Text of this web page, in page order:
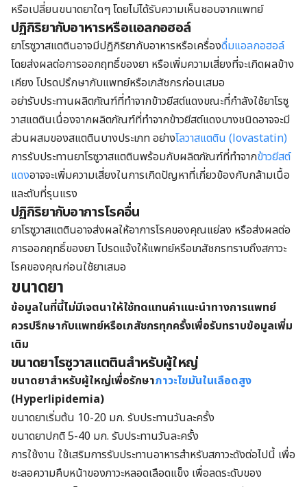
หรือเปลี่ยนขนาดยาใดๆ โดยไม่ได้รับความเห็นชอบจากแพทย์
ปฏิกิริยากับอาหารหรือแอลกอฮอล์
ยาโรซูวาสแตตินอาจมีปฏิกิริยากับอาหารหรือเครื่องดื่มแอลกอฮอล์
โดยส่งผลต่อการออกฤทธิ์ของยา หรือเพิ่มความเสี่ยงที่จะเกิดผลข้าง
เคียง โปรดปรึกษากับแพทย์หรือเภสัชกรก่อนเสมอ
อย่ารับประทานผลิตภัณฑ์ที่ทำจากข้าวยีสต์แดงขณะที่กำลังใช้ยาโรซู
วาสแตตินเนื่องจากผลิตภัณฑ์ที่ทำจากข้าวยีสต์แดงบางชนิดอาจจะมี
ส่วนผสมของสแตตินบางประเภท อย่างโลวาสแตติน (lovastatin)
การรับประทานยาโรซูวาสแตตินพร้อมกับผลิตภัณฑ์ที่ทำจากข้าวยีสต์
แดงอาจจะเพิ่มความเสี่ยงในการเกิดปัญหาที่เกี่ยวข้องกับกล้ามเนื้อ
และตับที่รุนแรง
ปฏิกิริยากับอาการโรคอื่น
ยาโรซูวาสแตตินอาจส่งผลให้อาการโรคของคุณแย่ลง หรือส่งผลต่อ
การออกฤทธิ์ของยา โปรดแจ้งให้แพทย์หรือเภสัชกรทราบถึงสภาวะ
โรคของคุณก่อนใช้ยาเสมอ
ขนาดยา
ข้อมูลในที่นี้ไม่มีเจตนาให้ใช้ทดแทนคำแนะนำทางการแพทย์
ควรปรึกษากับแพทย์หรือเภสัชกรทุกครั้งเพื่อรับทราบข้อมูลเพิ่ม
เติม
ขนาดยาโรซูวาสแตตินสำหรับผู้ใหญ่
ขนาดยาสำหรับผู้ใหญ่เพื่อรักษาภาวะไขมันในเลือดสูง
(Hyperlipidemia)
ขนาดยาเริ่มต้น 10-20 มก. รับประทานวันละครั้ง
ขนาดยาปกติ 5-40 มก. รับประทานวันละครั้ง
การใช้งาน ใช้เสริมการรับประทานอาหารสำหรับสภาวะดังต่อไปนี้ เพื่อ
ชะลอความคืบหน้าของภาวะหลอดเลือดแข็ง เพื่อลดระดับของ